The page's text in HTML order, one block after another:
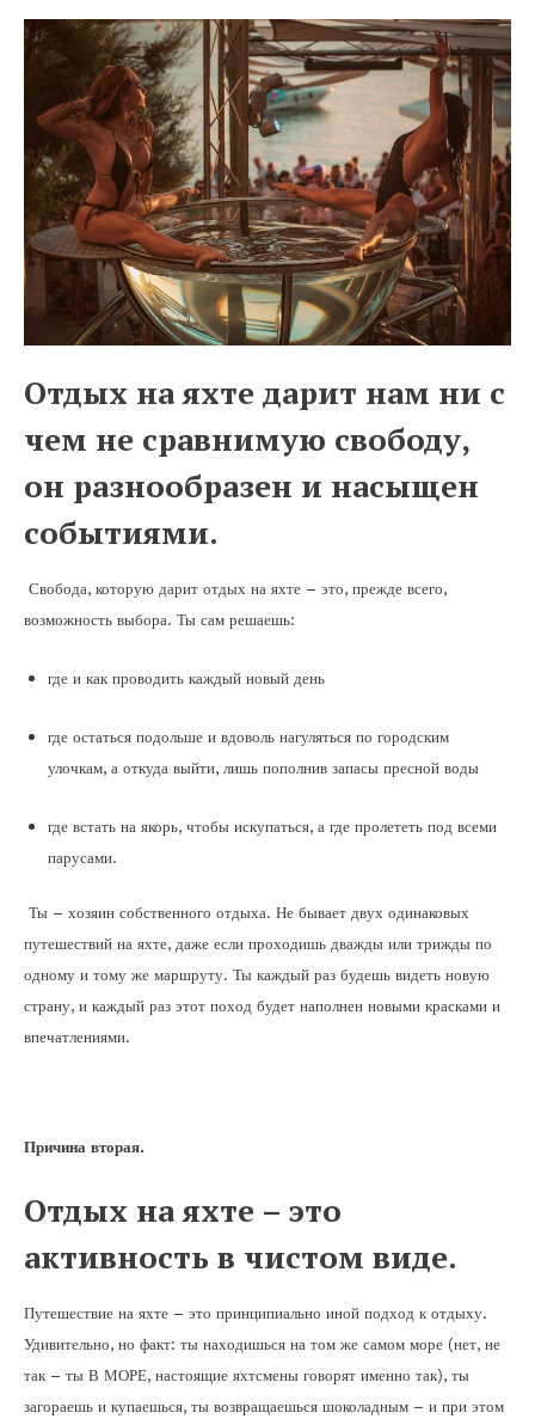
Отдых на яхте дарит нам ни с
чем не сравнимую свободу,
он разнообразен и насыщен
событиями.
Свобода, которую дарит отдых на яхте – это, прежде всего,
возможность выбора. Ты сам решаешь:
где и как проводить каждый новый день
где остаться подольше и вдоволь нагуляться по городским
улочкам, а откуда выйти, лишь пополнив запасы пресной воды
где встать на якорь, чтобы искупаться, а где пролететь под всеми
парусами.
Ты – хозяин собственного отдыха. Не бывает двух одинаковых
путешествий на яхте, даже если проходишь дважды или трижды по
одному и тому же маршруту. Ты каждый раз будешь видеть новую
страну, и каждый раз этот поход будет наполнен новыми красками и
впечатлениями.
Причина вторая.
Отдых на яхте – это
активность в чистом виде.
Путешествие на яхте – это принципиально иной подход к отдыху.
Удивительно, но факт: ты находишься на том же самом море (нет, не
так – ты В МОРЕ, настоящие яхтсмены говорят именно так), ты
загораешь и купаешься, ты возвращаешься шоколадным – и при этом